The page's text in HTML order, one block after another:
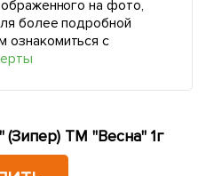
на фото,
более подробной
с
(Зипер) ТМ "Весна" 1г